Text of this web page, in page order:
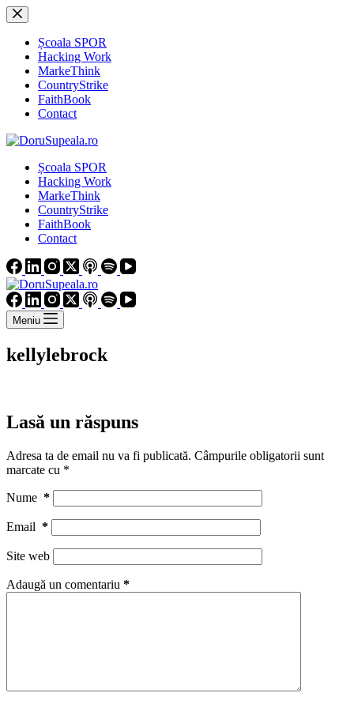
Sari
la
conținutȘcoala SPOR
Hacking Work
MarkeThink
CountryStrike
FaithBook
Contact
Școala SPOR
Hacking Work
MarkeThink
CountryStrike
FaithBook
Contact
Meniu
kellylebrock
Lasă un răspuns
Adresa ta de email nu va fi publicată. Câmpurile obligatorii sunt
marcate cu *
Nume *
Email *
Site web
Adaugă un comentariu *